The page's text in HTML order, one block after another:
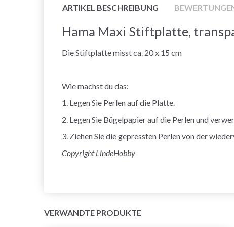
ARTIKEL BESCHREIBUNG
Hama Maxi Stiftplatte,
Die Stiftplatte misst ca. 20 x 15 cm
Wie machst du das:
1. Legen Sie Perlen auf die Platte.
2. Legen Sie Bügelpapier auf die Perlen und
3. Ziehen Sie die gepressten Perlen von der
Copyright LindeHobby
VERWANDTE PRODUKTE